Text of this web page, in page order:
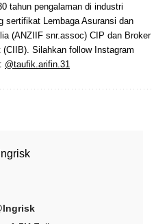
tahun pengalaman di industri
sertifikat Lembaga Asuransi dan
(ANZIIF snr.assoc) CIP dan Broker
Silahkan follow Instagram
@taufik.arifin.31